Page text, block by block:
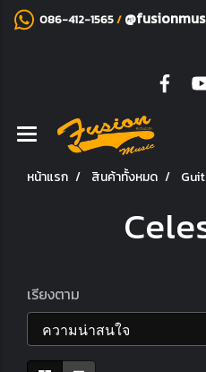
086-412-1565/
หน้าแรก สินค้าทั้งหมด
เรียงตาม